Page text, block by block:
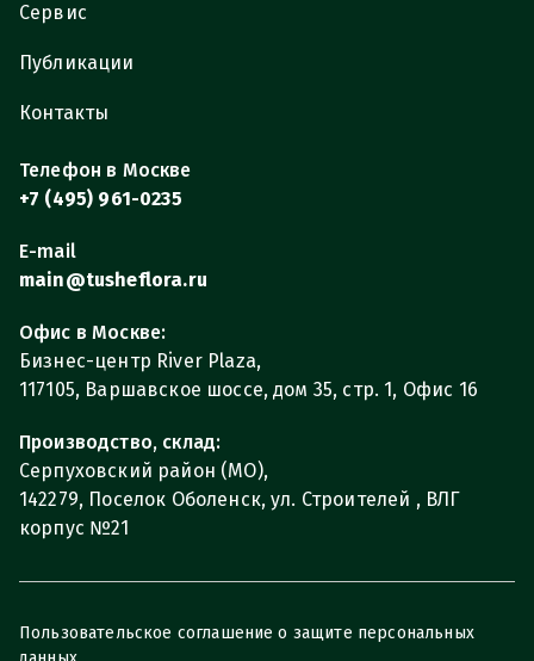
Сервис
Публикации
Контакты
Телефон в Москве
+7 (495) 961-0235
E-mail
main@tusheflora.ru
Офис в Москве:
Бизнес-центр River Plaza,
117105, Варшавское шоссе, дом 35, стр. 1, Офис 16
Производство, склад:
Серпуховский район (МО),
142279, Поселок Оболенск, ул. Строителей , ВЛГ
корпус №21
Пользовательское соглашение о защите персональных